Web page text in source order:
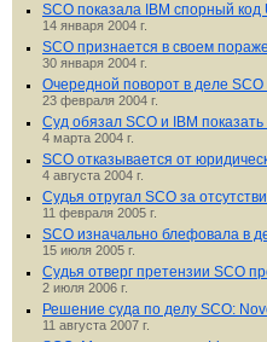
SCO показала IBM спорный код
14 января 2004 г.
SCO признается в своем
30 января 2004 г.
Очередной поворот в деле
23 февраля 2004 г.
Суд обязал SCO и IBM
4 марта 2004 г.
SCO отказывается от
4 августа 2004 г.
Судья отругал SCO за
11 февраля 2005 г.
SCO изначально блефовала в
15 июля 2005 г.
Судья отверг претензии SCO
2 июля 2006 г.
Решение суда по делу SCO:
11 августа 2007 г.